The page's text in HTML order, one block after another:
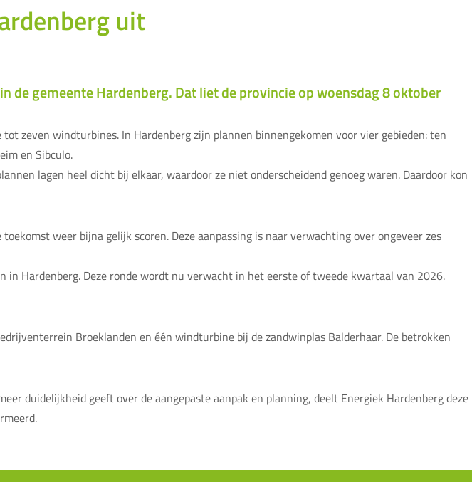
uit
de gemeente Hardenberg. Dat liet de provincie op woensdag 8 oktober
zeven windturbines. In Hardenberg zijn plannen binnengekomen voor vier gebieden: ten
en Sibculo.
lagen heel dicht bij elkaar, waardoor ze niet onderscheidend genoeg waren. Daardoor kon
weer bijna gelijk scoren. Deze aanpassing is naar verwachting over ongeveer zes
Hardenberg. Deze ronde wordt nu verwacht in het eerste of tweede kwartaal van 2026.
Broeklanden en één windturbine bij de zandwinplas Balderhaar. De betrokken
duidelijkheid geeft over de aangepaste aanpak en planning, deelt Energiek Hardenberg deze